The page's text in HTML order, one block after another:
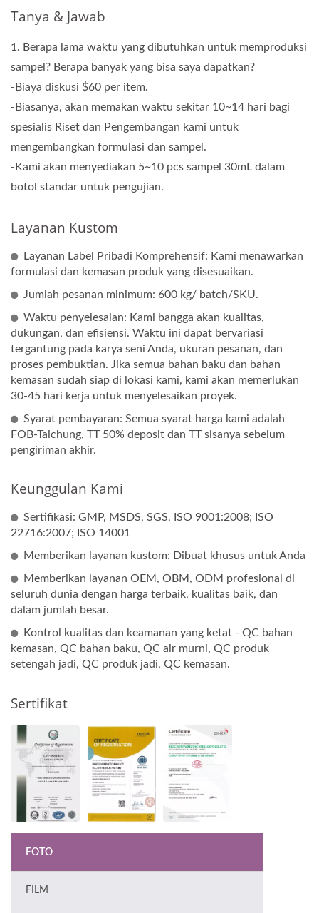
Tanya & Jawab
1. Berapa lama waktu yang dibutuhkan untuk memproduksi
sampel? Berapa banyak yang bisa saya dapatkan?
-Biaya diskusi $60 per item.
-Biasanya, akan memakan waktu sekitar 10~14 hari bagi
spesialis Riset dan Pengembangan kami untuk
mengembangkan formulasi dan sampel.
-Kami akan menyediakan 5~10 pcs sampel 30mL dalam
botol standar untuk pengujian.
Layanan Kustom
Layanan Label Pribadi Komprehensif: Kami menawarkan
formulasi dan kemasan produk yang disesuaikan.
Jumlah pesanan minimum: 600 kg/ batch/SKU.
Waktu penyelesaian: Kami bangga akan kualitas,
dukungan, dan efisiensi. Waktu ini dapat bervariasi
tergantung pada karya seni Anda, ukuran pesanan, dan
proses pembuktian. Jika semua bahan baku dan bahan
kemasan sudah siap di lokasi kami, kami akan memerlukan
30-45 hari kerja untuk menyelesaikan proyek.
Syarat pembayaran: Semua syarat harga kami adalah
FOB-Taichung, TT 50% deposit dan TT sisanya sebelum
pengiriman akhir.
Keunggulan Kami
Sertifikasi: GMP, MSDS, SGS, ISO 9001:2008; ISO
22716:2007; ISO 14001
Memberikan layanan kustom: Dibuat khusus untuk Anda
Memberikan layanan OEM, OBM, ODM profesional di
seluruh dunia dengan harga terbaik, kualitas baik, dan
dalam jumlah besar.
Kontrol kualitas dan keamanan yang ketat - QC bahan
kemasan, QC bahan baku, QC air murni, QC produk
setengah jadi, QC produk jadi, QC kemasan.
Sertifikat
FOTO
FILM